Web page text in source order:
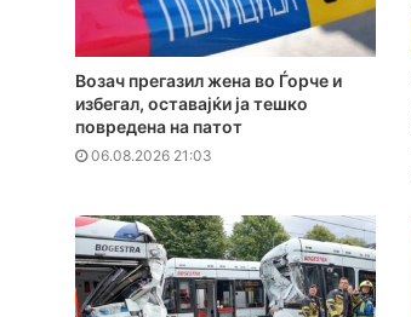
Возач прегазил жена во Ѓорче и
избегал, оставајќи ја тешко
повредена на патот
06.08.2026 21:03